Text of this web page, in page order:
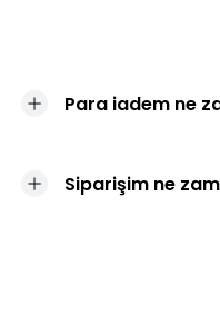
Para iadem ne
Siparişim ne